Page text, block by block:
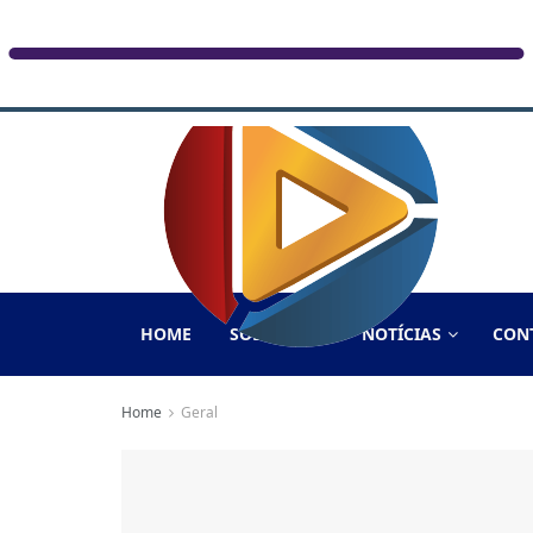
HOME SOBRE NÓS NOTÍCIAS
Home Geral